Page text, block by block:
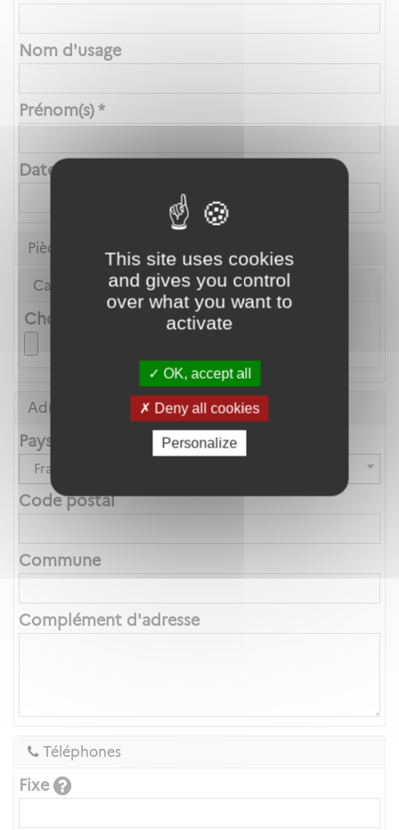
This site uses cookies
and gives you control
over what you want to
activate
OK, accept all
Deny all cookies
Personalize
Nom d'usage
Prénom(s) *
Date de naissance *
Pièce d'identité
Carte Nationale d'Identité ou Passeport *
Choix du fichier
Adresse principale
Pays
France
Code postal
Commune
Complément d'adresse
Téléphones
Fixe